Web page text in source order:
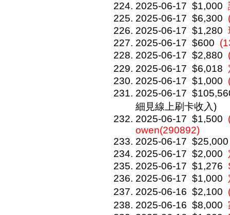
2025-06-17 $1,000
2025-06-17 $6,300
2025-06-17 $1,280
2025-06-17 $600
2025-06-17 $2,880
2025-06-17 $6,018
2025-06-17 $1,000
2025-06-17
細見線上刷卡收入)
2025-06-17 $1,500
owen(290892)
2025-06-17 $25,000
2025-06-17 $2,000
2025-06-17 $1,276
2025-06-17 $1,000
2025-06-16 $2,100
2025-06-16 $8,000